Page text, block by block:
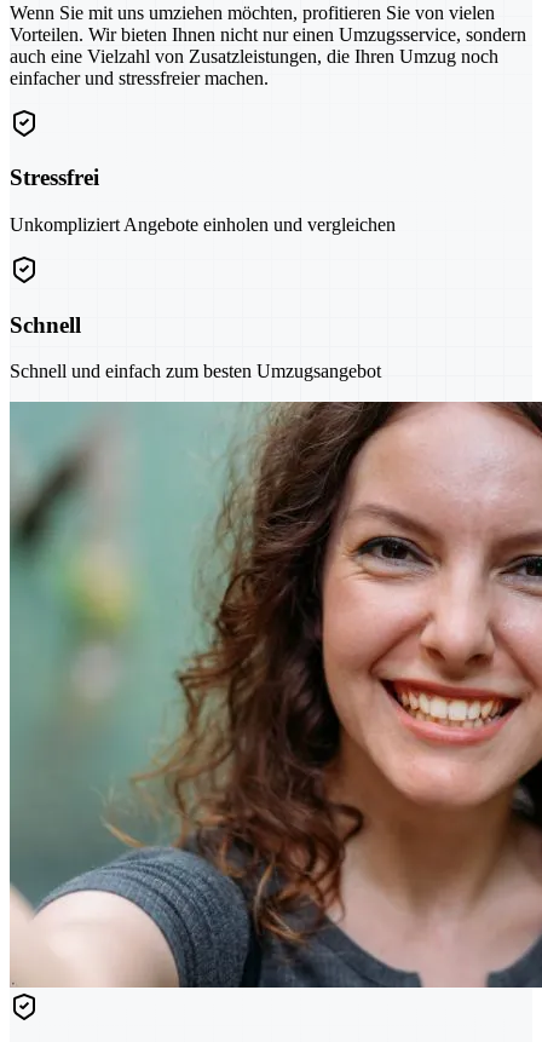
Wenn Sie mit uns umziehen möchten, profitieren Sie von vielen
Vorteilen. Wir bieten Ihnen nicht nur einen Umzugsservice, sondern
auch eine Vielzahl von Zusatzleistungen, die Ihren Umzug noch
einfacher und stressfreier machen.
Stressfrei
Unkompliziert Angebote einholen und vergleichen
Schnell
Schnell und einfach zum besten Umzugsangebot